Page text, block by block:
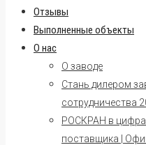
Отзывы
Выполненные объекты
О нас
О заводе
Стань дилером
сотрудничества
РОСКРАН в
поставщика |